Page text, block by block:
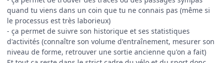
quand tu viens dans un coin que tu ne connais pas (même si
le processus est très laborieux)
- ça permet de suivre son historique et ses statistiques
d'activités (connaître son volume d'entraînement, mesurer son
niveau de forme, retrouver une sortie ancienne qu'on a fait)